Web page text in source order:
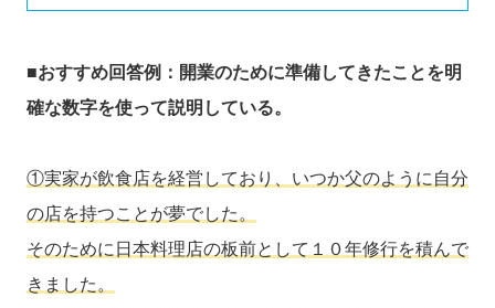
■おすすめ回答例：開業のために準備してきたことを明
確な数字を使って説明している。
①実家が飲食店を経営しており、いつか父のように自分
の店を持つことが夢でした。
そのために日本料理店の板前として１０年修行を積んで
きました。